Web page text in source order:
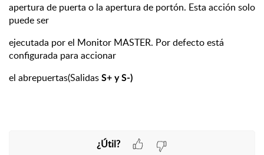
apertura de puerta o la apertura de portón. Esta acción solo
puede ser
ejecutada por el Monitor MASTER. Por defecto está
configurada para accionar
el abrepuertas(Salidas S+ y S-)
¿Útil?